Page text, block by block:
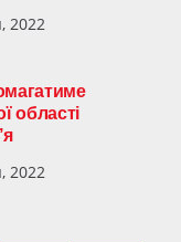
2022
області
2022